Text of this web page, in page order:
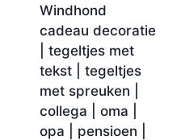
Windhond
cadeau decoratie
| tegeltjes met
tekst | tegeltjes
met spreuken |
collega | oma |
opa | pensioen |